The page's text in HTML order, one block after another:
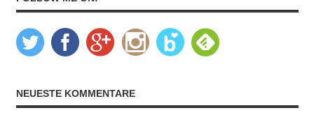
NEUESTE KOMMENTARE